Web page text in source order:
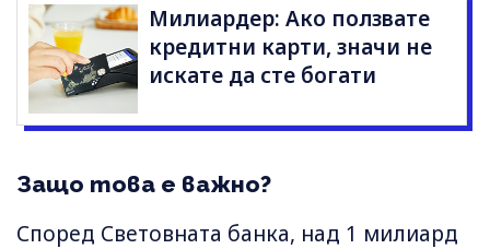
Милиардер: Ако ползвате
кредитни карти, значи не
искате да сте богати
Защо това е важно?
Според Световната банка, над 1 милиард